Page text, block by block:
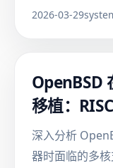
2026-03-29
OpenBSD
移植：
深入分析
器时面临的多